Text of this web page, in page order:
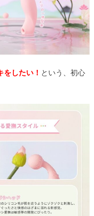
したい！ という、初心